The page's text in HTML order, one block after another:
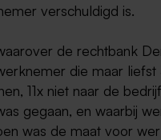
verschuldigd is.
de rechtbank
die maar
11x niet naar de
gegaan, en waarbij
was de maat voor